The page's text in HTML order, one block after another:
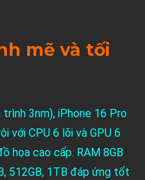
mẽ và tối
3nm), iPhone 16 Pro
với CPU 6 lõi và GPU 6
họa cao cấp. RAM 8GB
512GB, 1TB đáp ứng tốt